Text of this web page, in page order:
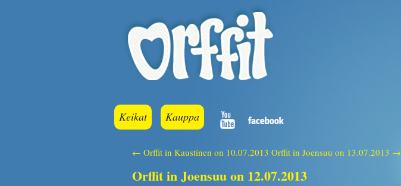
Keikat Kauppa
← Orffit in Kaustinen on 10.07.2013 Orffit in Joensuu on 13.07.2013 →
Orffit in Joensuu on 12.07.2013